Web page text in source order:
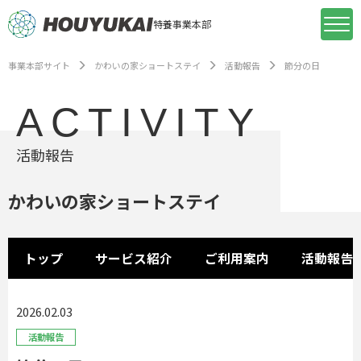
特養事業本部
事業本部サイト かわいの家ショートステイ 活動報告 節分の日
ACTIVITY
活動報告
かわいの家ショートステイ
トップ サービス紹介 ご利用案内 活動報告
2026.02.03
活動報告